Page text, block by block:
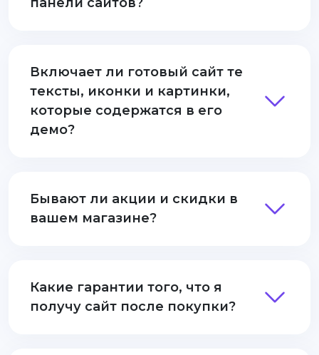
Включает ли готовый сайт те
тексты, иконки и картинки,
которые содержатся в его
демо?
Бывают ли акции и скидки в
вашем магазине?
Какие гарантии того, что я
получу сайт после покупки?